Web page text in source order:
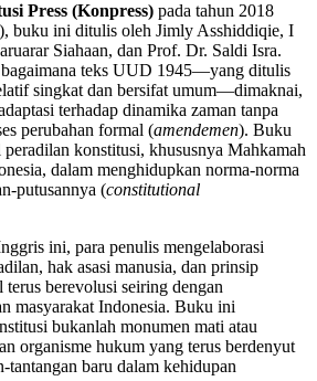
Press (Konpress) pada tahun 2018
buku ini ditulis oleh Jimly Asshiddiqie, I
Siahaan, dan Prof. Dr. Saldi Isra.
bagaimana teks UUD 1945—yang ditulis
singkat dan bersifat umum—dimaknai,
terhadap dinamika zaman tanpa
perubahan formal (amendemen). Buku
konstitusi, khususnya Mahkamah
dalam menghidupkan norma-norma
putusannya (constitutional
ini, para penulis mengelaborasi
hak asasi manusia, dan prinsip
berevolusi seiring dengan
masyarakat Indonesia. Buku ini
bukanlah monumen mati atau
organisme hukum yang terus berdenyut
tantangan baru dalam kehidupan